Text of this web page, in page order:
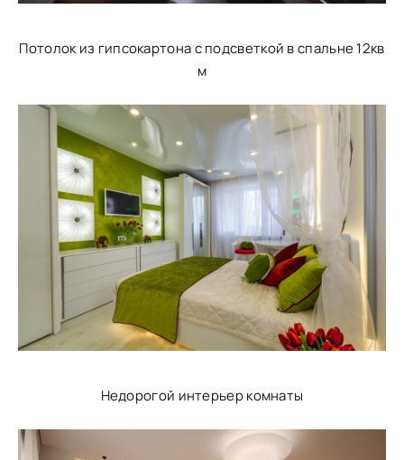
Потолок из гипсокартона с подсветкой в спальне 12кв
м
Недорогой интерьер комнаты